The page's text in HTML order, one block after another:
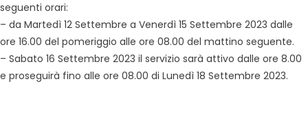
seguenti orari:
– da Martedì 12 Settembre a Venerdì 15 Settembre 2023 dalle
ore 16.00 del pomeriggio alle ore 08.00 del mattino seguente.
– Sabato 16 Settembre 2023 il servizio sarà attivo dalle ore 8.00
e proseguirà fino alle ore 08.00 di Lunedì 18 Settembre 2023.